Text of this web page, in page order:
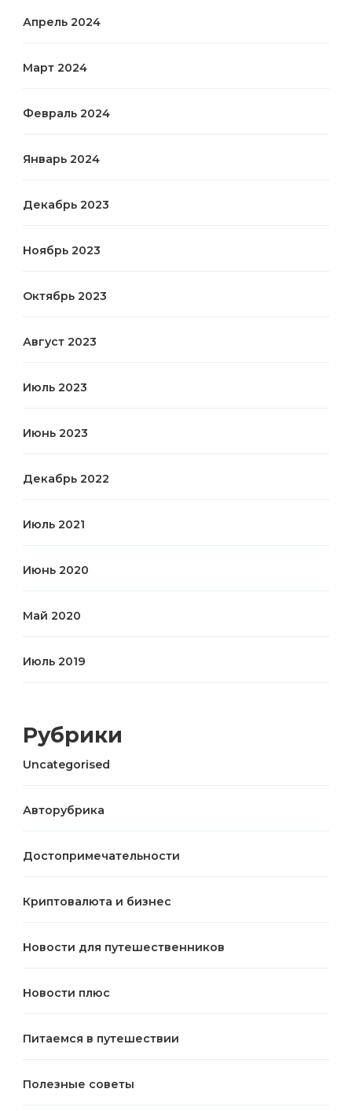
Апрель 2024
Март 2024
Февраль 2024
Январь 2024
Декабрь 2023
Ноябрь 2023
Октябрь 2023
Август 2023
Июль 2023
Июнь 2023
Декабрь 2022
Июль 2021
Июнь 2020
Май 2020
Июль 2019
Рубрики
Uncategorised
Авторубрика
Достопримечательности
Криптовалюта и бизнес
Новости для путешественников
Новости плюс
Питаемся в путешествии
Полезные советы